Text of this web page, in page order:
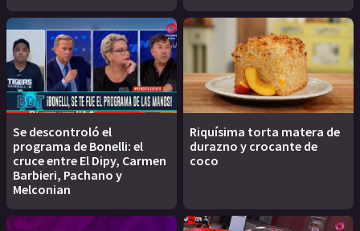
Se descontroló el
programa de Bonelli: el
cruce entre El Dipy, Carmen
Barbieri, Pachano y
Melconian
Riquísima torta matera de
durazno y crocante de
coco